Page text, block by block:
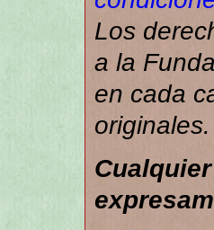
Los
a la
en cada
originales.